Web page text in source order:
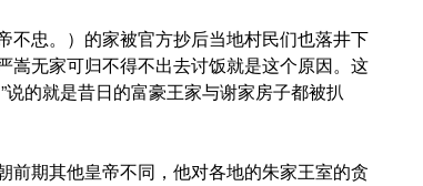
不忠。）的家被官方抄后当地村民们也落井下
嵩无家可归不得不出去讨饭就是这个原因。这
的就是昔日的富豪王家与谢家房子都被扒
前期其他皇帝不同，他对各地的朱家王室的贪